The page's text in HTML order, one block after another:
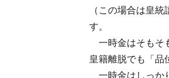
（この場合は皇
す。
一時金はそもそ
皇籍離脱でも「品
一時金はしっか